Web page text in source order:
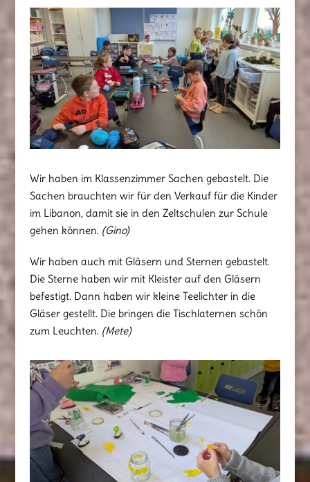
Wir haben im Klassenzimmer Sachen gebastelt. Die
Sachen brauchten wir für den Verkauf für die Kinder
im Libanon, damit sie in den Zeltschulen zur Schule
gehen können. (Gino)
Wir haben auch mit Gläsern und Sternen gebastelt.
Die Sterne haben wir mit Kleister auf den Gläsern
befestigt. Dann haben wir kleine Teelichter in die
Gläser gestellt. Die bringen die Tischlaternen schön
zum Leuchten. (Mete)